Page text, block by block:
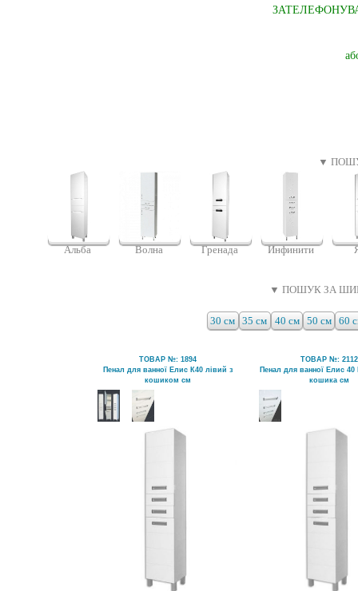
▼
Альба Волна Гренада Инфинити
▼ ПОШУК ЗА
30 см 35 см 40 см 50 см 60
ТОВАР №: 1894
Пенал для ванної Елис К40 лівий з
кошиком см
ТОВАР №: 2112
Пенал для ванної Елис 40
кошика см